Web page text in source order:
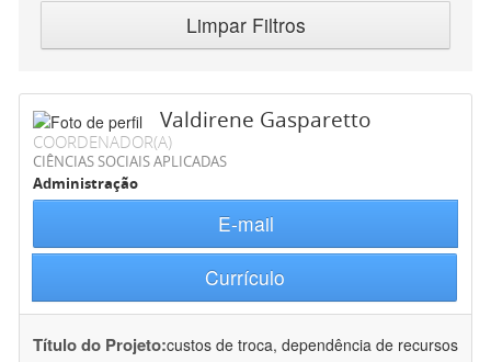
Limpar Filtros
Valdirene Gasparetto
COORDENADOR(A)
CIÊNCIAS SOCIAIS APLICADAS
Administração
E-mail
Currículo
Título do Projeto:custos de troca, dependência de recursos